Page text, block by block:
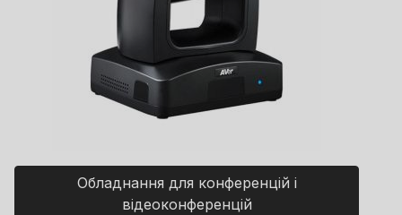
Обладнання для конференцій і
відеоконференцій